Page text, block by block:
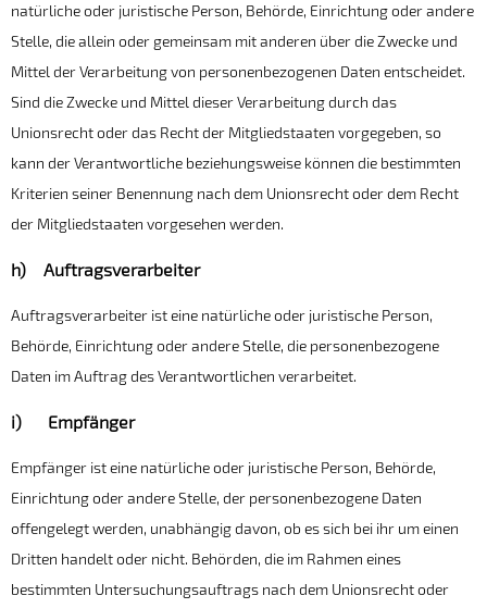
natürliche oder juristische Person, Behörde, Einrichtung oder andere
Stelle, die allein oder gemeinsam mit anderen über die Zwecke und
Mittel der Verarbeitung von personenbezogenen Daten entscheidet.
Sind die Zwecke und Mittel dieser Verarbeitung durch das
Unionsrecht oder das Recht der Mitgliedstaaten vorgegeben, so
kann der Verantwortliche beziehungsweise können die bestimmten
Kriterien seiner Benennung nach dem Unionsrecht oder dem Recht
der Mitgliedstaaten vorgesehen werden.
h) Auftragsverarbeiter
Auftragsverarbeiter ist eine natürliche oder juristische Person,
Behörde, Einrichtung oder andere Stelle, die personenbezogene
Daten im Auftrag des Verantwortlichen verarbeitet.
i) Empfänger
Empfänger ist eine natürliche oder juristische Person, Behörde,
Einrichtung oder andere Stelle, der personenbezogene Daten
offengelegt werden, unabhängig davon, ob es sich bei ihr um einen
Dritten handelt oder nicht. Behörden, die im Rahmen eines
bestimmten Untersuchungsauftrags nach dem Unionsrecht oder